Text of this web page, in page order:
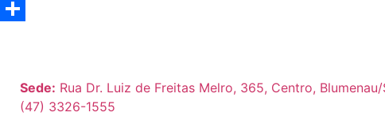
Twitter
Sede: Rua Dr. Luiz de Freitas Melro, 365, Centro, Blumenau/
(47) 3326-1555